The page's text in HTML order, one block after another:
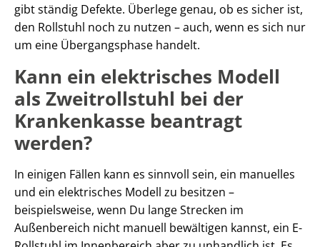
gibt ständig Defekte. Überlege genau, ob es sicher ist,
den Rollstuhl noch zu nutzen – auch, wenn es sich nur
um eine Übergangsphase handelt.
Kann ein elektrisches Modell
als Zweitrollstuhl bei der
Krankenkasse beantragt
werden?
In einigen Fällen kann es sinnvoll sein, ein manuelles
und ein elektrisches Modell zu besitzen –
beispielsweise, wenn Du lange Strecken im
Außenbereich nicht manuell bewältigen kannst, ein E-